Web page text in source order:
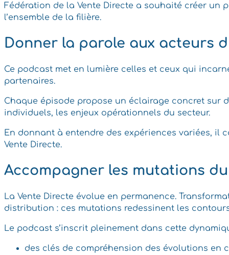
Fédération de la Vente Directe a souhaité créer
l’ensemble de la filière.
Donner la parole aux acteurs
Ce podcast met en lumière celles et ceux qui
partenaires.
Chaque épisode propose un éclairage concret sur
individuels, les enjeux opérationnels du secteur.
En donnant à entendre des expériences variées, il
Vente Directe.
Accompagner les mutations
La Vente Directe évolue en permanence.
distribution : ces mutations redessinent les
Le podcast s’inscrit pleinement dans cette
des clés de compréhension des évolutions en